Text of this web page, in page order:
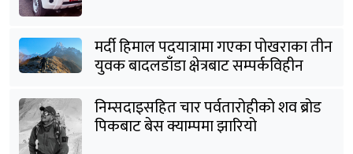
मर्दी हिमाल पदयात्रामा गएका पोखराका तीन
युवक बादलडाँडा क्षेत्रबाट सम्पर्कविहीन
निम्सदाइसहित चार पर्वतारोहीको शव ब्रोड
पिकबाट बेस क्याम्पमा झारियो